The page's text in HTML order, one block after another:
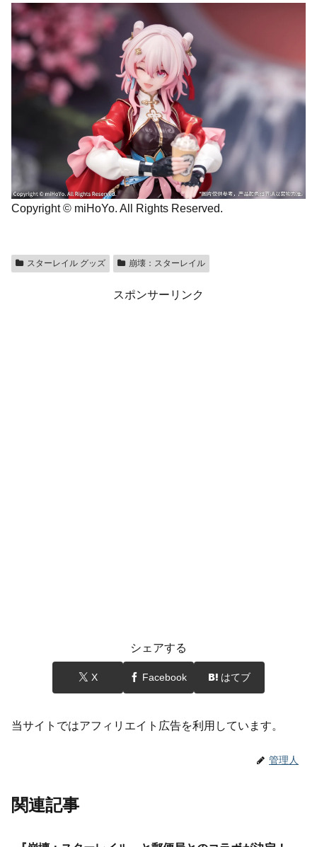
Copyright © miHoYo. All Rights Reserved.
スターレイル グッズ 崩壊：スターレイル
スポンサーリンク
シェアする
X Facebook はてブ
当サイトではアフィリエイト広告を利用しています。
管理人
関連記事